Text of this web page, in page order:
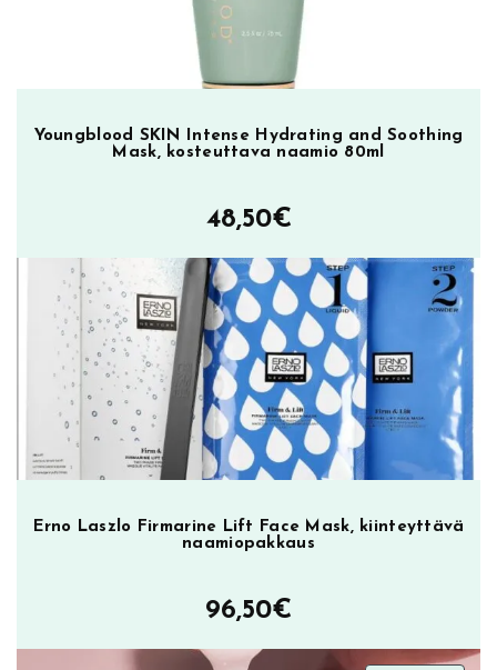
Youngblood SKIN Intense Hydrating and Soothing
Mask, kosteuttava naamio 80ml
48,50€
Erno Laszlo Firmarine Lift Face Mask, kiinteyttävä
naamiopakkaus
96,50€